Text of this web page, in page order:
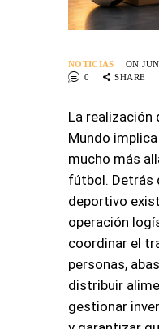
NOTICIAS ON
0
SHARE
La realización
Mundo
mucho más
fútbol. Detrás
deportivo
operación
coordinar el
personas,
distribuir
gestionar